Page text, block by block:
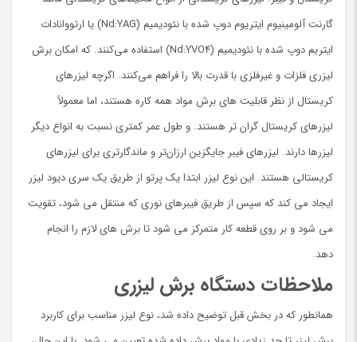
گارنت آلومینیوم ایتریوم دوپ شده با نئودیمیم (Nd:YAG) یا ارتووانادات
ایتریم دوپ شده با نئودیمیم (Nd:YVO4) استفاده می‌کنند. که امکان برش
لیزری فلزات و غیرفلزی با قدرت بالا را فراهم می‌کنند. اگرچه لیزرهای
کریستال از نظر قابلیت های برش مواد همه کاره هستند، اما معمولاً
لیزرهای کریستال گران تر هستند. و طول عمر کمتری نسبت به انواع دیگر
لیزرها دارند. لیزرهای فیبر جایگزین ارزان‌تر و ماندگارتري برای لیزرهای
کریستالی هستند. این نوع لیزر ابتدا یک پرتو از طریق یک سری دیود لیزر
ایجاد می کند که سپس از طریق فیبرهای نوری كه منتقل می شود، تقویت
می شود و بر روی قطعه کار متمرکز می شود تا برش های لازم را انجام
دهد.
ملاحظات دستگاه برش لیزری
همانطور که در بخش قبل توضیح داده شد، نوع لیزر مناسب برای کاربرد